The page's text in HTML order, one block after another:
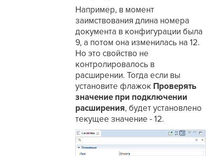
Например, в момент
заимствования длина номера
документа в конфигурации была
9, а потом она изменилась на 12.
Но это свойство не
контролировалось в
расширении. Тогда если вы
установите флажок Проверять
значение при подключении
расширения, будет установлено
текущее значение - 12.